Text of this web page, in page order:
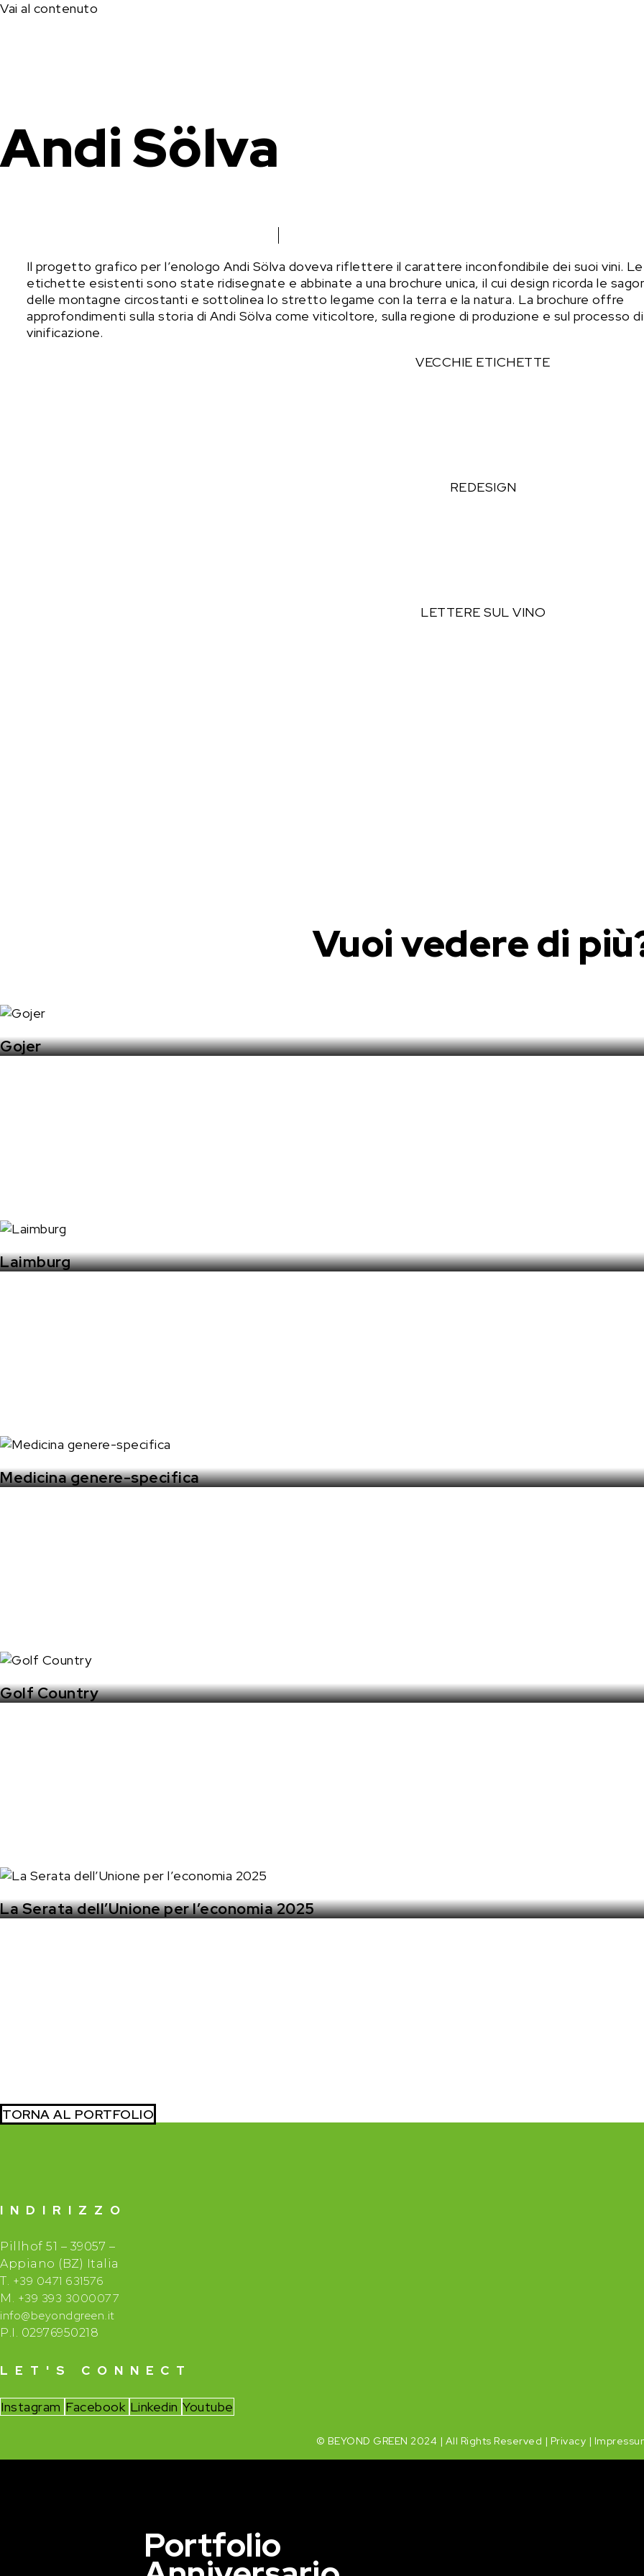
Vai al contenuto
Andi Sölva
Il progetto grafico per l’enologo Andi Sölva doveva riflettere il carattere inconfondibile dei suoi vini. Le
etichette esistenti sono state ridisegnate e abbinate a una brochure unica, il cui design ricorda le
delle montagne circostanti e sottolinea lo stretto legame con la terra e la natura. La brochure offre
approfondimenti sulla storia di Andi Sölva come viticoltore, sulla regione di produzione e sul processo di
vinificazione.
VECCHIE ETICHETTE
REDESIGN
LETTERE SUL VINO
Vuoi vedere di
Gojer
Laimburg
Medicina genere-specifica
Golf Country
La Serata dell’Unione per l’economia 2025
TORNA AL PORTFOLIO
INDIRIZZO
Pillhof 51 – 39057 –
Appiano (BZ) Italia
T. +39 0471 631576
M. +39 393 3000077
info@beyondgreen.it
P.I. 02976950218
LET'S CONNECT
Instagram Facebook Linkedin Youtube
© BEYOND GREEN 2024 | All Rights Reserved | Privacy |
Portfolio